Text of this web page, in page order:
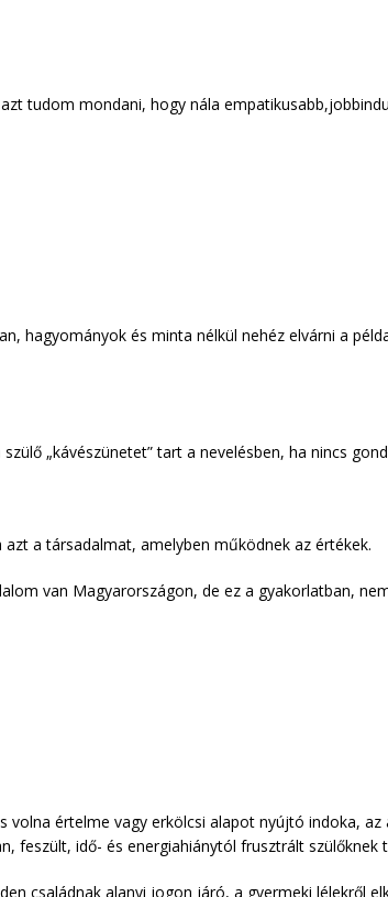
tudom mondani, hogy nála
hagyományok és minta nélkül nehéz elvárni a
szülő „kávészünetet” tart a nevelésben, ha nincs
a társadalmat, amelyben működnek az értékek.
van Magyarországon, de ez a gyakorlatban,
volna értelme vagy erkölcsi alapot nyújtó indoka,
feszült, idő- és energiahiánytól frusztrált
családnak alanyi jogon járó, a gyermeki lélekről